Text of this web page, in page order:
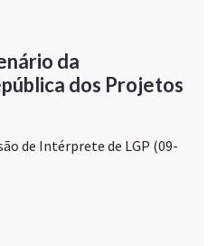
da
dos Projetos
de Intérprete de LGP (09-